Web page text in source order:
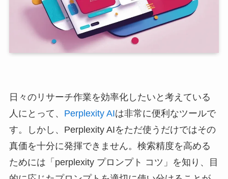
日々のリサーチ作業を効率化したいと考えている
人にとって、 Perplexity AIは非常に便利なツールで
す。しかし、Perplexity AIをただ使うだけではその
真価を十分に発揮できません。検索精度を高める
ためには「perplexity プロンプト コツ」を知り、目